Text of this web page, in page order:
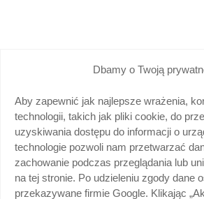
Dbamy o Twoją
Aby zapewnić jak najlepsze wrażenia,
technologii, takich jak pliki cookie, do
uzyskiwania dostępu do informacji o
technologie pozwoli nam przetwarzać
zachowanie podczas przeglądania lub
na tej stronie. Po udzieleniu zgody dane
przekazywane firmie Google. Klikając